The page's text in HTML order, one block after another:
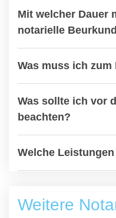
Mit welcher Dauer
notarielle
Was muss ich
Was sollte ich vor
beachten?
Welche
Weitere